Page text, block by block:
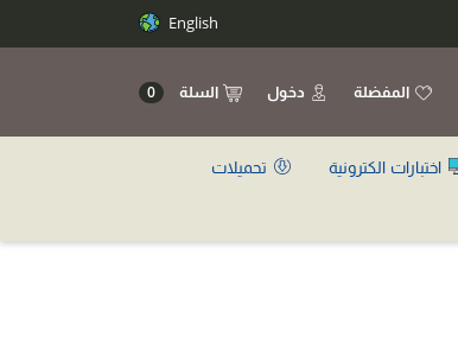
English
المفضلة دخول السلة 0
اختبارات الكترونية
تحميلات